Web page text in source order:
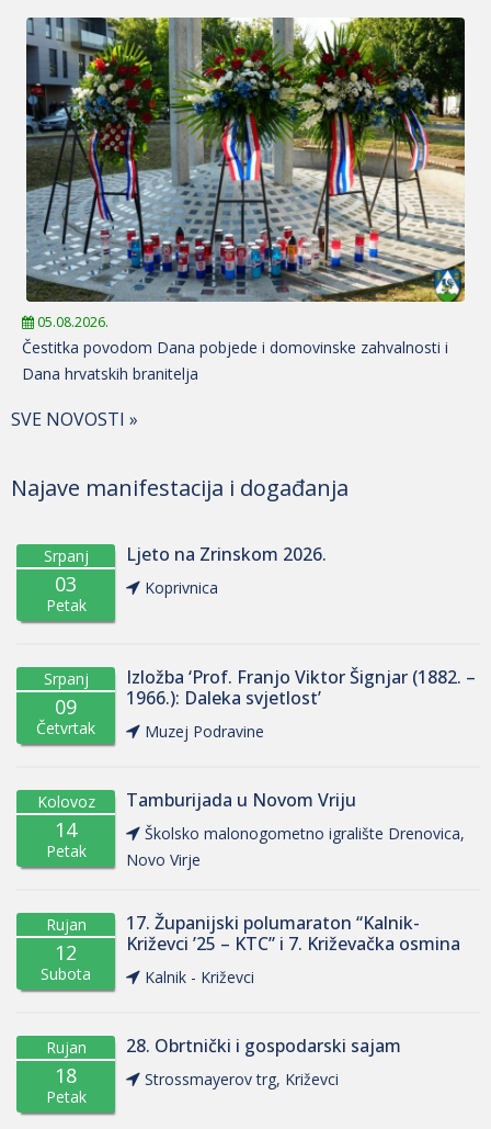
05.08.2026.
Čestitka povodom Dana pobjede i domovinske zahvalnosti i
Dana hrvatskih branitelja
SVE NOVOSTI »
Najave manifestacija i događanja
Srpanj
03
Petak
Ljeto na Zrinskom 2026.
Koprivnica
Srpanj
09
Četvrtak
Izložba ‘Prof. Franjo Viktor Šignjar (1882. –
1966.): Daleka svjetlost’
Muzej Podravine
Kolovoz
14
Petak
Tamburijada u Novom Vriju
Školsko malonogometno igralište Drenovica,
Novo Virje
Rujan
12
Subota
17. Županijski polumaraton “Kalnik-
Križevci ’25 – KTC” i 7. Križevačka osmina
Kalnik - Križevci
Rujan
18
Petak
28. Obrtnički i gospodarski sajam
Strossmayerov trg, Križevci